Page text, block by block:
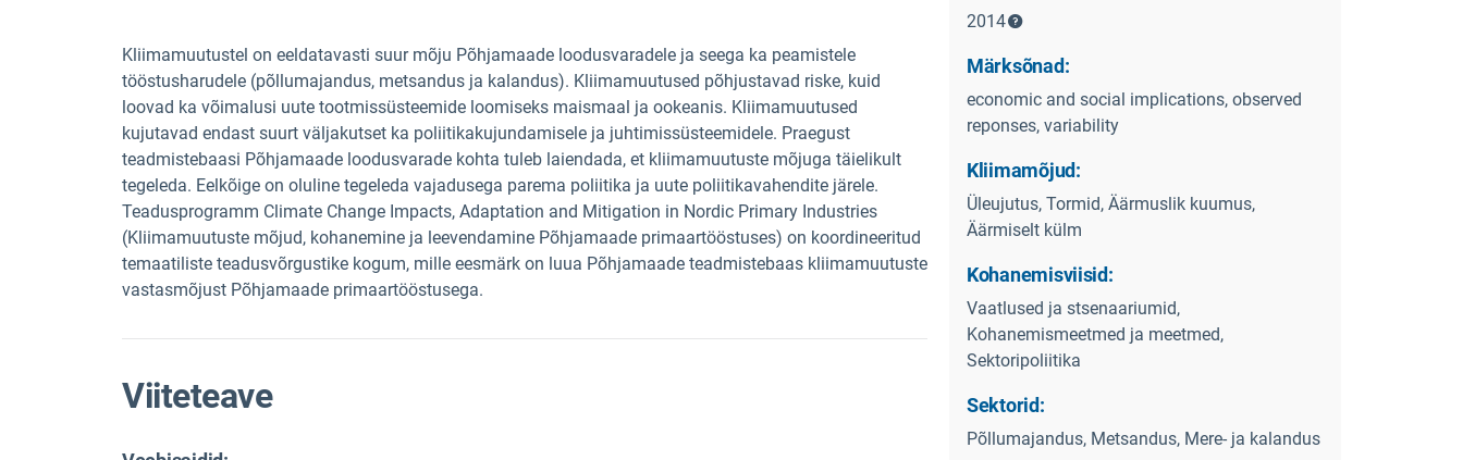
Kliimamuutustel on eeldatavasti suur mõju Põhjamaade loodusvaradele ja seega ka peamistele
tööstusharudele (põllumajandus, metsandus ja kalandus). Kliimamuutused põhjustavad riske, kuid
loovad ka võimalusi uute tootmissüsteemide loomiseks maismaal ja ookeanis. Kliimamuutused
kujutavad endast suurt väljakutset ka poliitikakujundamisele ja juhtimissüsteemidele. Praegust
teadmistebaasi Põhjamaade loodusvarade kohta tuleb laiendada, et kliimamuutuste mõjuga täielikult
tegeleda. Eelkõige on oluline tegeleda vajadusega parema poliitika ja uute poliitikavahendite järele.
Teadusprogramm Climate Change Impacts, Adaptation and Mitigation in Nordic Primary Industries
(Kliimamuutuste mõjud, kohanemine ja leevendamine Põhjamaade primaartööstuses) on koordineeritud
temaatiliste teadusvõrgustike kogum, mille eesmärk on luua Põhjamaade teadmistebaas kliimamuutuste
vastasmõjust Põhjamaade primaartööstusega.
Viiteteave
2014
Märksõnad:
economic and social implications, observed
reponses, variability
Kliimamõjud:
Üleujutus, Tormid, Äärmuslik kuumus,
Äärmiselt külm
Kohanemisviisid:
Vaatlused ja stsenaariumid,
Kohanemismeetmed ja meetmed,
Sektoripoliitika
Sektorid:
Põllumajandus, Metsandus, Mere- ja kalandus